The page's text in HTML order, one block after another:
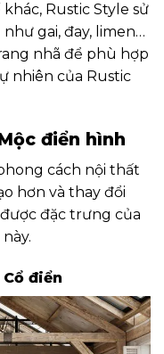
Rustic Style sử
gai, đay, limen…
nhã để phù hợp
nhiên của Rustic
điển hình
cách nội thất
hơn và thay đổi
đặc trưng của
điển